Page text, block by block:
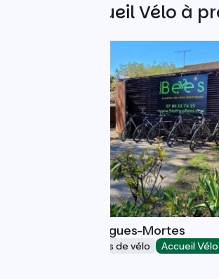
Autres Accueil Vélo à
Stations Bee's Aigues-Mortes
Loueurs/réparateurs de vélo Accueil Vélo